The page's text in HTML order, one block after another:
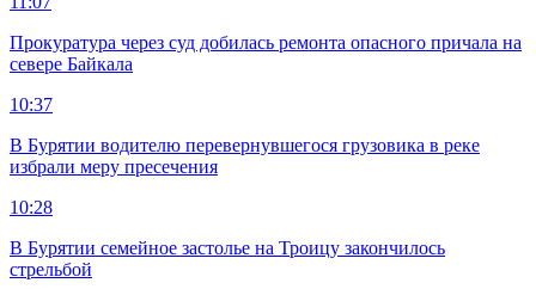
Прокуратура через суд добилась ремонта опасного причала на
севере Байкала
10:37
В Бурятии водителю перевернувшегося грузовика в реке
избрали меру пресечения
10:28
В Бурятии семейное застолье на Троицу закончилось
стрельбой